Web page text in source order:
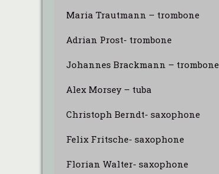
Maria Trautmann – trombone
Adrian Prost- trombone
Johannes Brackmann – trombone
Alex Morsey – tuba
Christoph Berndt- saxophone
Felix Fritsche- saxophone
Florian Walter- saxophone